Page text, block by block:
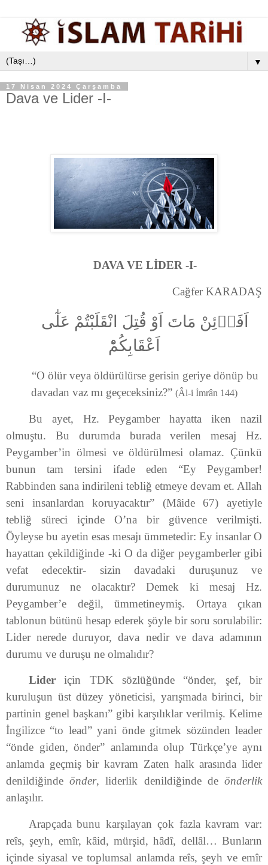
▼
17 Nisan 2024 Çarşamba
Dava ve Lider -I-
DAVA VE LİDER -I-
Cağfer KARADAŞ
اَفَا۬ئِنْ مَاتَ اَوْ قُتِلَ انْقَلَبْتُمْ عَلٰٓى
اَعْقَابِكُمْؕ
“O ölür veya öldürülürse gerisin geriye dönüp bu
davadan vaz mı geçeceksiniz?” (Âl-i İmrân 144)
Bu ayet, Hz. Peygamber hayatta iken nazil
olmuştu. Bu durumda burada verilen mesaj Hz.
Peygamber’in ölmesi ve öldürülmesi olamaz. Çünkü
bunun tam tersini ifade eden “Ey Peygamber!
Rabbinden sana indirileni tebliğ etmeye devam et. Allah
seni insanlardan koruyacaktır” (Mâide 67) ayetiyle
tebliğ süreci içinde O’na bir güvence verilmişti.
Öyleyse bu ayetin esas mesajı ümmetedir: Ey insanlar O
hayattan çekildiğinde -ki O da diğer peygamberler gibi
vefat edecektir- sizin davadaki duruşunuz ve
durumunuz ne olacaktır? Demek ki mesaj Hz.
Peygamber’e değil, ümmetineymiş. Ortaya çıkan
tablonun bütünü hesap ederek şöyle bir soru sorulabilir:
Lider nerede duruyor, dava nedir ve dava adamının
durumu ve duruşu ne olmalıdır?
Lideriçin TDK sözlüğünde “önder, şef, bir
kuruluşun üst düzey yöneticisi, yarışmada birinci, bir
partinin genel başkanı” gibi karşılıklar verilmiş. Kelime
İngilizce “to lead” yani önde gitmek sözünden leader
“önde giden, önder” anlamında olup Türkçe’ye aynı
anlamda geçmiş bir kavram Zaten halk arasında lider
denildiğindeönder, liderlik denildiğinde deönderlik
anlaşılır.
Arapçada bunu karşılayan çok fazla kavram var:
reîs, şeyh, emîr, kâid, mürşid, hâdî, dellâl… Bunların
içinde siyasal ve toplumsal anlamda reîs, şeyh ve emîr